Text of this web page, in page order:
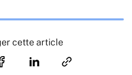
cette article